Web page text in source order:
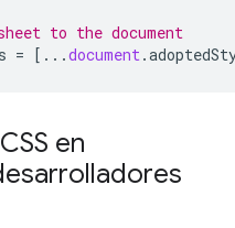
to the document
= [...document.
en